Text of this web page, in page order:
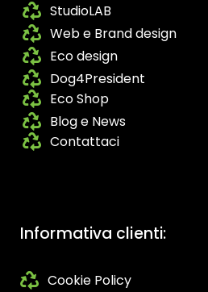
StudioLAB
Web e Brand design
Eco design
Dog4President
Eco Shop
Blog e News
Contattaci
Informativa clienti:
Cookie Policy